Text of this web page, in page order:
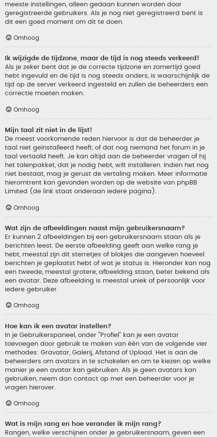
meeste instellingen, alleen gedaan kunnen worden door
geregistreerde gebruikers. Als je nog niet geregistreerd bent is
dit een goed moment om dit te doen.
Omhoog
Ik wijzigde de tijdzone, maar de tijd is nog steeds verkeerd!
Als je zeker bent dat je de correcte tijdzone en zomertijd goed
hebt ingevuld en de tijd is nog steeds anders, is waarschijnlijk de
tijd op de server verkeerd ingesteld en zullen de beheerders een
correctie moeten maken.
Omhoog
Mijn taal zit niet in de lijst!
De meest voorkomende reden hiervoor is dat de beheerder je
taal niet geïnstalleerd heeft, of dat nog niemand het forum in je
taal vertaald heeft. Je kan altijd aan de beheerder vragen of hij
het talenpakket, dat je nodig hebt, wilt installeren. Indien het nog
niet bestaat, mag je gerust de vertaling maken. Meer informatie
hieromtrent kan gevonden worden op de website van phpBB
Limited (de link staat onderaan iedere pagina).
Omhoog
Wat zijn de afbeeldingen naast mijn gebruikersnaam?
Er kunnen 2 afbeeldingen bij een gebruikersnaam staan als je
berichten leest. De eerste afbeelding geeft aan welke rang je
hebt, meestal zijn dit sterretjes of blokjes die aangeven hoeveel
berichten je geplaatst hebt of wat je status is. Hieronder kan nog
een tweede, meestal grotere, afbeelding staan, beter bekend als
een avatar. Deze afbeelding is meestal uniek of persoonlijk voor
iedere gebruiker.
Omhoog
Hoe kan ik een avatar instellen?
In je Gebruikerspaneel, onder “Profiel” kan je een avatar
toevoegen door gebruik te maken van één van de volgende vier
methodes: Gravatar, Galerij, Afstand of Upload. Het is aan de
beheerders om avatars in te schakelen en om te kiezen op welke
manier je een avatar kan gebruiken. Als je geen avatars kan
gebruiken, neem dan contact op met een beheerder voor je
vragen hierover.
Omhoog
Wat is mijn rang en hoe verander ik mijn rang?
Rangen, welke verschijnen onder je gebruikersnaam, geven een